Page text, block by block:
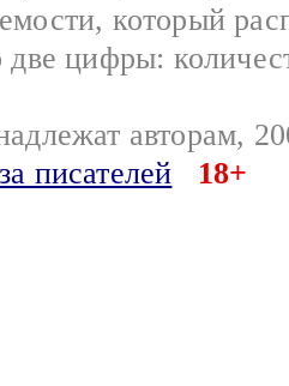
который
две цифры:
авторам,
писателей
18+